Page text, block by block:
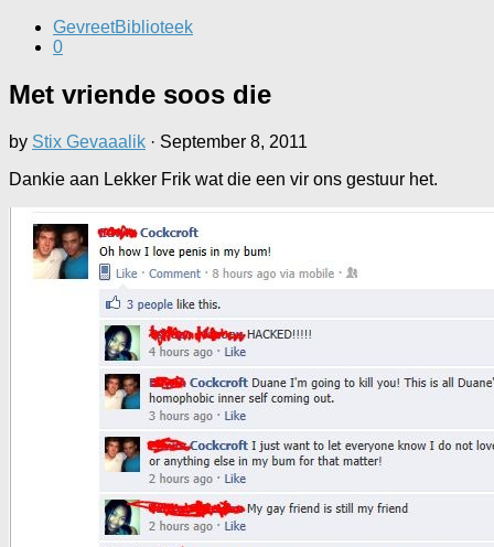
GevreetBiblioteek
0
Met vriende soos die
by Stix Gevaaalik · September 8, 2011
Dankie aan Lekker Frik wat die een vir ons gestuur het.